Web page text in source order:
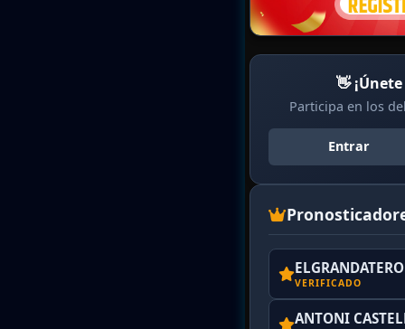
👋
Participa en los
Entrar
VERIFICADO
ANTONI